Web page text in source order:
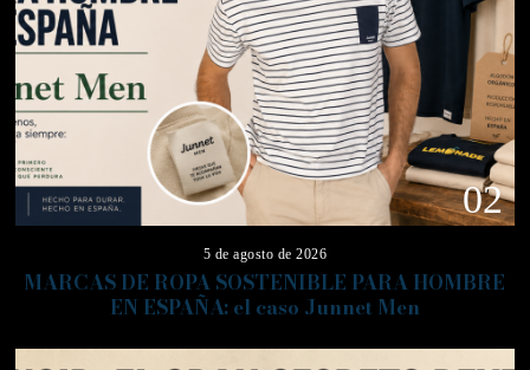
02
5 de agosto de 2026
MARCAS DE ROPA SOSTENIBLE PARA HOMBRE
EN ESPAÑA: el caso Junnet Men